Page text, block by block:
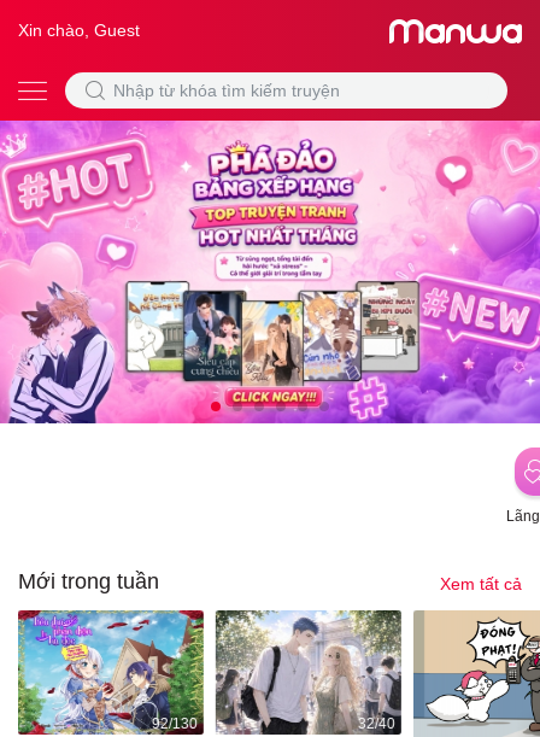
Xin chào, Guest
Mới trong tuần Xem tất cả
92/130 32/40